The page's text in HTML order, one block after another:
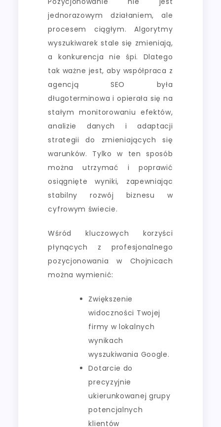
jednorazowym działaniem, ale
procesem ciągłym. Algorytmy
wyszukiwarek stale się zmieniają,
a konkurencja nie śpi. Dlatego
tak ważne jest, aby współpraca z
agencją SEO była
długoterminowa i opierała się na
stałym monitorowaniu efektów,
analizie danych i adaptacji
strategii do zmieniających się
warunków. Tylko w ten sposób
można utrzymać i poprawić
osiągnięte wyniki, zapewniając
stabilny rozwój biznesu w
cyfrowym świecie.
Wśród kluczowych korzyści
płynących z profesjonalnego
pozycjonowania w Chojnicach
można wymienić:
Zwiększenie
widoczności Twojej
firmy w lokalnych
wynikach
wyszukiwania Google.
Dotarcie do
precyzyjnie
ukierunkowanej grupy
potencjalnych
klientów